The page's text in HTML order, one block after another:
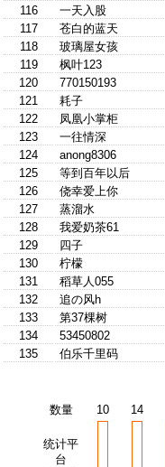
116
一天入股
117
苍白的蓝天
118
玻璃屋女孩
119
枫叶123
120
770150193
121
耗子
122
凤凰小掌柜
123
一往情深
124
anong8306
125
等到百年以后
126
侥幸爱上你
127
蒸溜水
128
我爱奶茶61
129
四子
130
柠檬
131
稻草人055
132
追の风h
133
第37棵树
134
53450802
135
伯乐千里码
数量 10 14
统计平
台